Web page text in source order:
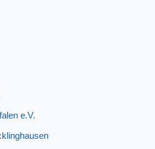
e.V.